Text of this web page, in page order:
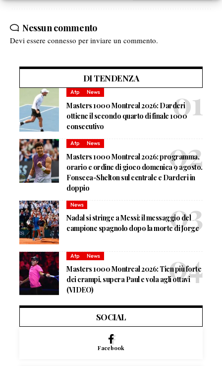
Nessun commento
Devi essere connesso per inviare un commento.
DI TENDENZA
Atp News
Masters 1000 Montreal 2026: Darderi
ottiene il secondo quarto di finale 1000
consecutivo
Atp News
Masters 1000 Montreal 2026: programma,
orario e ordine di gioco domenica 9 agosto.
Fonseca-Shelton sul centrale e Darderi in
doppio
News
Nadal si stringe a Messi: il messaggio del
campione spagnolo dopo la morte di Jorge
Atp News
Masters 1000 Montreal 2026: Tien più forte
dei crampi, supera Paul e vola agli ottavi
(VIDEO)
SOCIAL
Facebook